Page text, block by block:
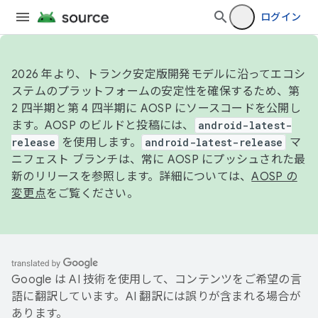
ログイン
2026 年より、トランク安定版開発モデルに沿ってエコシ
ステムのプラットフォームの安定性を確保するため、第
2 四半期と第 4 四半期に AOSP にソースコードを公開し
ます。AOSP のビルドと投稿には、
android-latest-
release
を使用します。 android-latest-release
マ
ニフェスト ブランチは、常に AOSP にプッシュされた最
新のリリースを参照します。詳細については、AOSP の
変更点をご覧ください。
Google は AI 技術を使用して、コンテンツをご希望の言
語に翻訳しています。AI 翻訳には誤りが含まれる場合が
あります。